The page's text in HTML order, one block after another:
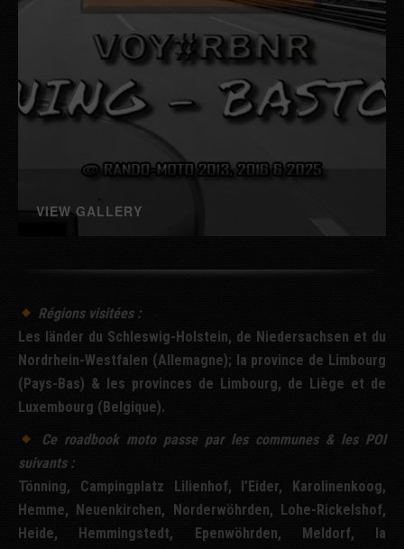
VIEW GALLERY
Régions visitées :
Les länder du Schleswig-Holstein, de Niedersachsen et du
Nordrhein-Westfalen (Allemagne); la province de Limbourg
(Pays-Bas) & les provinces de Limbourg, de Liège et de
Luxembourg (Belgique).
Ce roadbookmoto passe par les communes & les POI
suivants :
Tönning, Campingplatz Lilienhof, l’Eider, Karolinenkoog,
Hemme, Neuenkirchen, Norderwöhrden, Lohe-Rickelshof,
Heide, Hemmingstedt, Epenwöhrden, Meldorf, la